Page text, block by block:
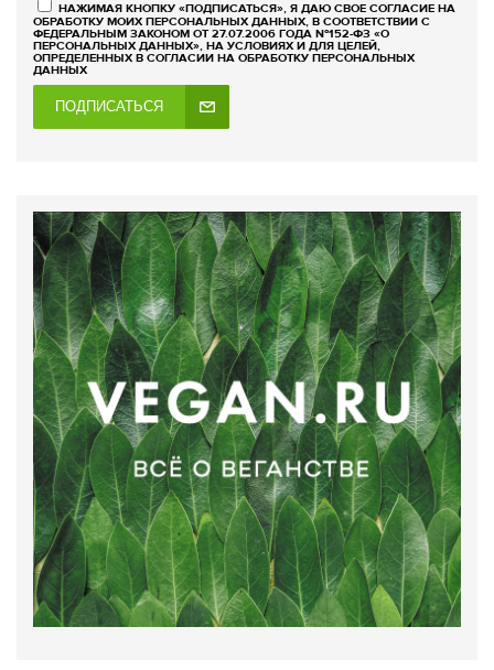
НАЖИМАЯ КНОПКУ «ПОДПИСАТЬСЯ», Я ДАЮ СВОЕ СОГЛАСИЕ НА
ОБРАБОТКУ МОИХ ПЕРСОНАЛЬНЫХ ДАННЫХ, В СООТВЕТСТВИИ С
ФЕДЕРАЛЬНЫМ ЗАКОНОМ ОТ 27.07.2006 ГОДА №152-ФЗ «О
ПЕРСОНАЛЬНЫХ ДАННЫХ», НА УСЛОВИЯХ И ДЛЯ ЦЕЛЕЙ,
ОПРЕДЕЛЕННЫХ В СОГЛАСИИ НА ОБРАБОТКУ ПЕРСОНАЛЬНЫХ
ДАННЫХ
ПОДПИСАТЬСЯ